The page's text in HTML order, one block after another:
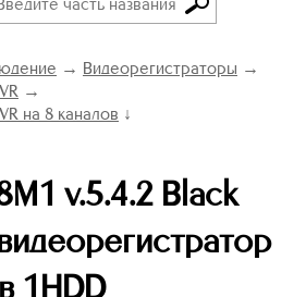
→ Видеорегистраторы →
→
на 8 каналов ↓
v.5.4.2 Black
1HDD